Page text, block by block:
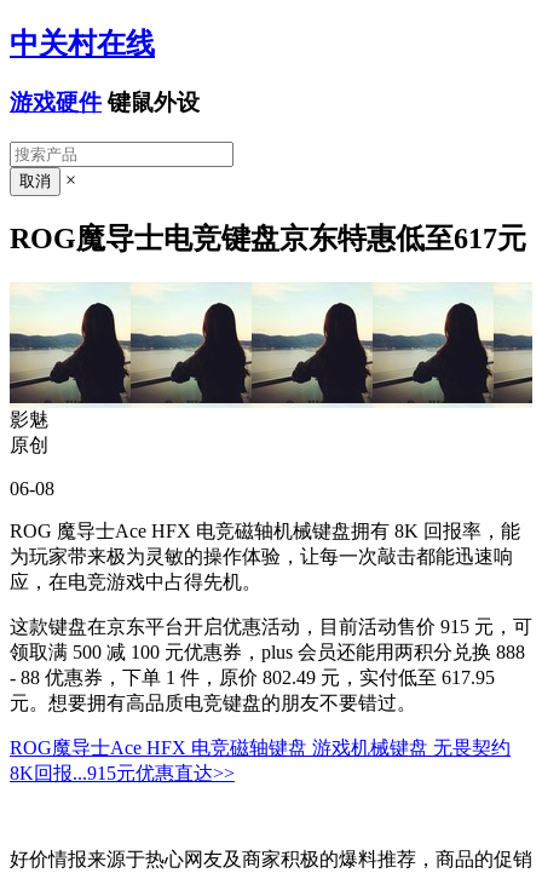
中关村在线
游戏硬件 键鼠外设
×
ROG魔导士电竞键盘京东特惠低至617元
影魅
原创
06-08
ROG 魔导士Ace HFX 电竞磁轴机械键盘拥有 8K 回报率，能
为玩家带来极为灵敏的操作体验，让每一次敲击都能迅速响
应，在电竞游戏中占得先机。
这款键盘在京东平台开启优惠活动，目前活动售价 915 元，可
领取满 500 减 100 元优惠券，plus 会员还能用两积分兑换 888
- 88 优惠券，下单 1 件，原价 802.49 元，实付低至 617.95
元。想要拥有高品质电竞键盘的朋友不要错过。
ROG魔导士Ace HFX 电竞磁轴键盘 游戏机械键盘 无畏契约
8K回报...915元优惠直达>>
好价情报来源于热心网友及商家积极的爆料推荐，商品的促销